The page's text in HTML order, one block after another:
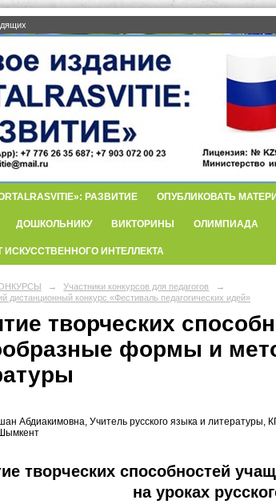
РАЗВИТИЕ ОПУБЛИКОВАТЬ
ДОШКОЛЬНИКУ ВИКТОРИНЫ ОЛИМПИАДА
ИСКУССТВЕННОГО ИНТЕЛЛЕКТА
→ Участники конкурсов для педагогов
→
дистанционный конкурс «Фестиваль педагогических идей»
творческих
формы и
Абдиакимовна, Учитель русского языка и
творческих способностей
на уроках